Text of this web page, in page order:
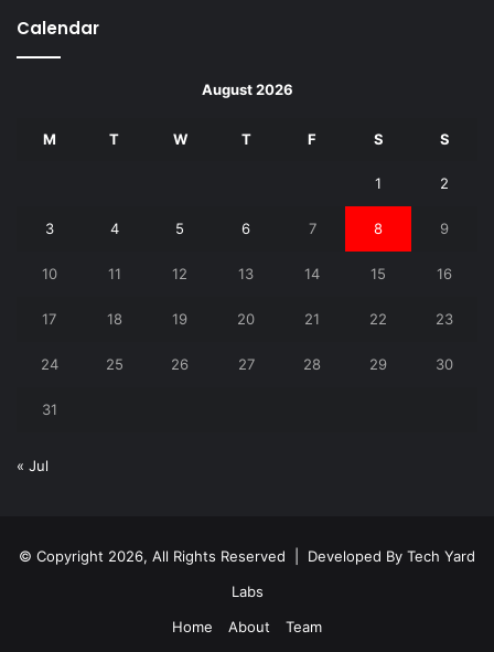
Calendar
August 2026
M T W T F S S
1 2
3 4 5 6 7 8 9
10 11 12 13 14 15 16
17 18 19 20 21 22 23
24 25 26 27 28 29 30
31
« Jul
© Copyright 2026, All Rights Reserved | Developed By Tech Yard
Labs
Home
About Team